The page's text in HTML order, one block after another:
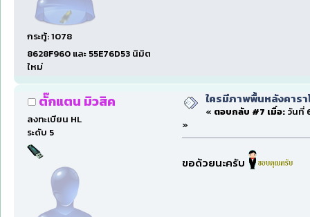
กระทู้: 1078
8628F960 และ 55E76D53 นิมิต
ใหม่
ตั๊กแตน มิวสิค
ลงทะเบียน HL
ระดับ 5
ใครมีภาพพื้นหลังคาร
« ตอบกลับ #7 เมื่อ:วันที่
»
ขอด้วยนะครับ